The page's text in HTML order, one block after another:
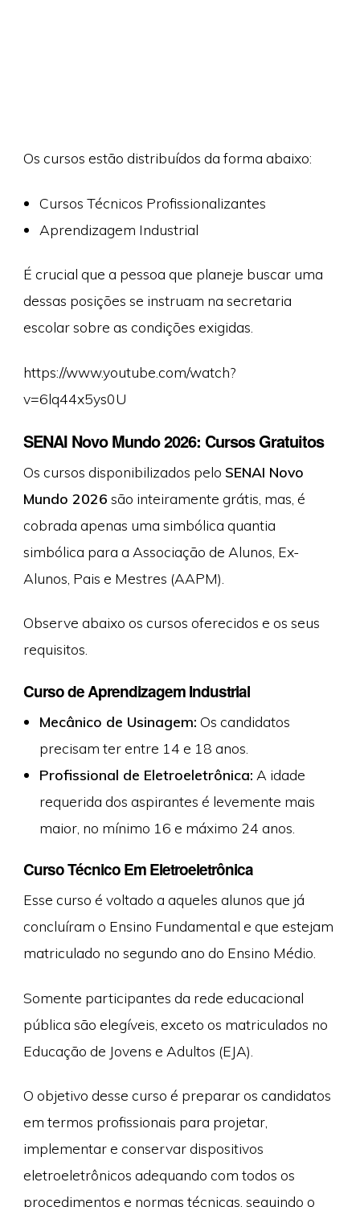
Os cursos estão distribuídos da forma abaixo:
Cursos Técnicos Profissionalizantes
Aprendizagem Industrial
É crucial que a pessoa que planeje buscar uma
dessas posições se instruam na secretaria
escolar sobre as condições exigidas.
https://www.youtube.com/watch?
v=6lq44x5ys0U
SENAI Novo Mundo 2026: Cursos Gratuitos
Os cursos disponibilizados pelo SENAI Novo
Mundo 2026 são inteiramente grátis, mas, é
cobrada apenas uma simbólica quantia
simbólica para a Associação de Alunos, Ex-
Alunos, Pais e Mestres (AAPM).
Observe abaixo os cursos oferecidos e os seus
requisitos.
Curso de Aprendizagem Industrial
Mecânico de Usinagem: Os candidatos
precisam ter entre 14 e 18 anos.
Profissional de Eletroeletrônica: A idade
requerida dos aspirantes é levemente mais
maior, no mínimo 16 e máximo 24 anos.
Curso Técnico Em Eletroeletrônica
Esse curso é voltado a aqueles alunos que já
concluíram o Ensino Fundamental e que estejam
matriculado no segundo ano do Ensino Médio.
Somente participantes da rede educacional
pública são elegíveis, exceto os matriculados no
Educação de Jovens e Adultos (EJA).
O objetivo desse curso é preparar os candidatos
em termos profissionais para projetar,
implementar e conservar dispositivos
eletroeletrônicos adequando com todos os
procedimentos e normas técnicas, seguindo o